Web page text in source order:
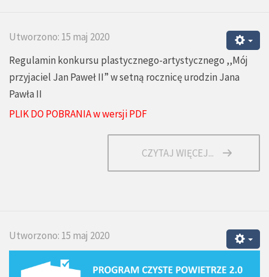
Utworzono: 15 maj 2020
Regulamin konkursu plastycznego-artystycznego ,,Mój
przyjaciel Jan Paweł II” w setną rocznicę urodzin Jana
Pawła II
PLIK DO POBRANIA w wersji PDF
CZYTAJ WIĘCEJ...
Utworzono: 15 maj 2020